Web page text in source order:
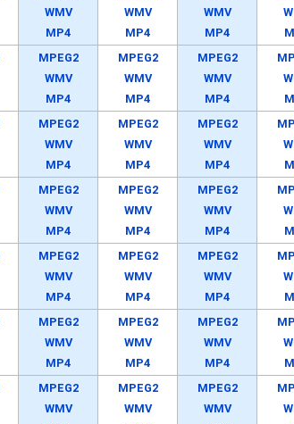
WMV
MP4
WMV
MP4
WMV
MP4
MPEG2
WMV
MP4
MPEG2
WMV
MP4
MPEG2
WMV
MP4
MPEG2
WMV
MP4
MPEG2
WMV
MP4
MPEG2
WMV
MP4
MPEG2
WMV
MP4
MPEG2
WMV
MP4
MPEG2
WMV
MP4
MPEG2
WMV
MP4
MPEG2
WMV
MP4
MPEG2
WMV
MP4
MPEG2
WMV
MP4
MPEG2
WMV
MP4
MPEG2
WMV
MP4
MPEG2
WMV
MPEG2
WMV
MPEG2
WMV